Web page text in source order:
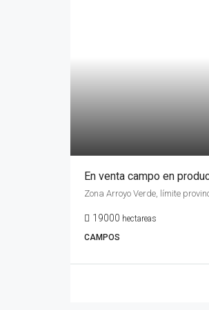
Zona Arroyo Verde, límite
19000 hectareas
CAMPOS